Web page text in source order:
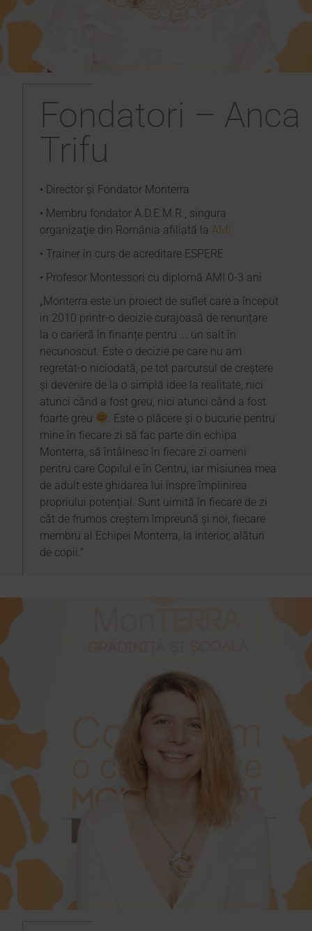
Fondatori – Anca
Trifu
• Director și Fondator Monterra
• Membru fondator A.D.E.M.R., singura
organizaţie din România afiliată la AMI
• Trainer în curs de acreditare ESPERE
• Profesor Montessori cu diplomă AMI 0-3 ani
„Monterra este un proiect de suflet care a început
in 2010 printr-o decizie curajoasă de renunțare
la o carieră în finanțe pentru ... un salt în
necunoscut. Este o decizie pe care nu am
regretat-o niciodată, pe tot parcursul de creștere
și devenire de la o simplă idee la realitate, nici
atunci când a fost greu, nici atunci când a fost
foarte greu
. Este o plăcere și o bucurie pentru
mine în fiecare zi să fac parte din echipa
Monterra, să întâlnesc în fiecare zi oameni
pentru care Copilul e în Centru, iar misiunea mea
de adult este ghidarea lui înspre împlinirea
propriului potențial. Sunt uimită în fiecare de zi
cât de frumos creștem împreună și noi, fiecare
membru al Echipei Monterra, la interior, alături
de copii.”